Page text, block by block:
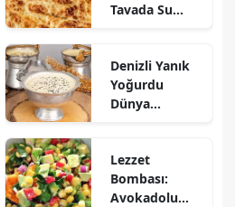
Tavada Su
Sofralarınıza
Lezzet Katın!
Denizli Yanık
Yoğurdu
Dünya
Lezzet
Bombası:
Avokadolu